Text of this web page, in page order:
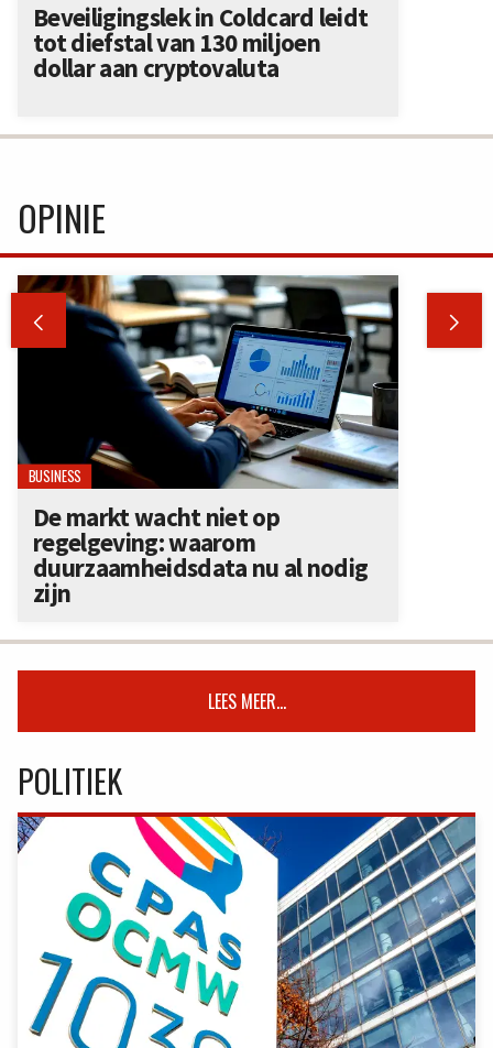
Beveiligingslek in Coldcard leidt
tot diefstal van 130 miljoen
dollar aan cryptovaluta
OPINIE
 
BUSINESS
De markt wacht niet op
regelgeving: waarom
duurzaamheidsdata nu al nodig
zijn
LEES MEER...
POLITIEK